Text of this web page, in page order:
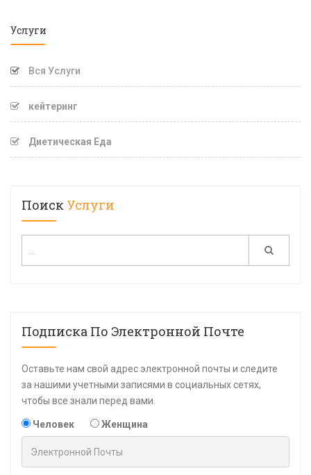
Услуги
Вся Услуги
кейтеринг
Диетическая Еда
Поиск Услуги
Подписка По Электронной Почте
Оставьте нам свой адрес электронной почты и следите
за нашими учетными записями в социальных сетях,
чтобы все знали перед вами.
Человек Женщина